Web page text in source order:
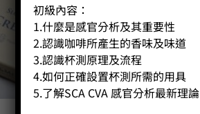
初級內容：
1.什麼是感官分析及其重要性
2.認識咖啡所產生的香味及味道
3.認識杯測原理及流程
4.如何正確設置杯測所需的用具
5.了解SCA CVA 感官分析最新理論